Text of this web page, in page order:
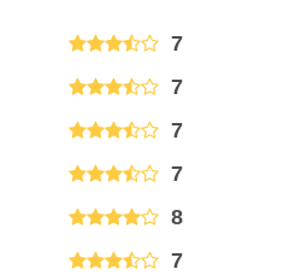
7
7
7
7
8
7